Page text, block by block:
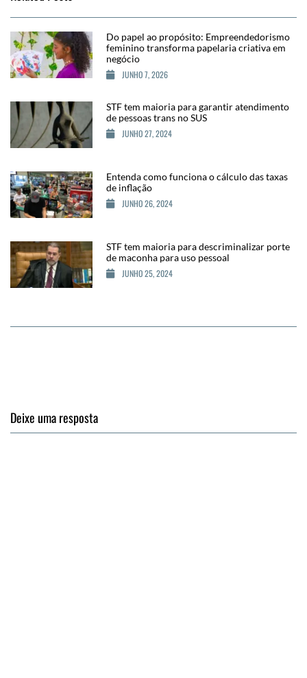
Do papel ao propósito: Empreendedorismo
feminino transforma papelaria criativa em
negócio
JUNHO 7, 2026
STF tem maioria para garantir atendimento
de pessoas trans no SUS
JUNHO 27, 2024
Entenda como funciona o cálculo das taxas
de inflação
JUNHO 26, 2024
STF tem maioria para descriminalizar porte
de maconha para uso pessoal
JUNHO 25, 2024
Deixe uma resposta